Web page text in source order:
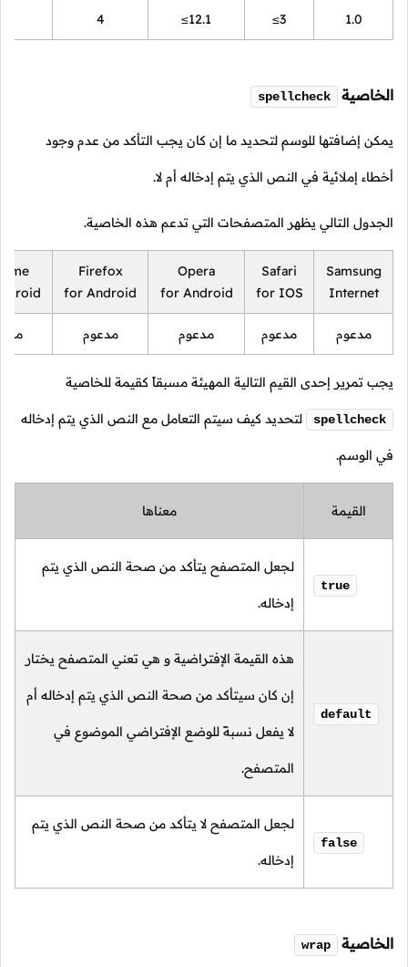
4 ≤12.1 ≤3 1.0
الخاصية spellcheck
يمكن إضافتها للوسم لتحديد ما إن كان يجب التأكد من عدم وجود
أخطاء إملائية في النص الذي يتم إدخاله أم لا.
الجدول التالي يظهر المتصفحات التي تدعم هذه الخاصية.
Firefox
for Android
Opera
for Android
Safari
for IOS
Samsung
Internet
مدعوم مدعوم مدعوم مدعوم
يجب تمرير إحدى القيم التالية المهيئة مسبقاً كقيمة للخاصية
spellcheck لتحديد كيف سيتم التعامل مع النص الذي يتم إدخاله
في الوسم.
القيمة معناها
true
لجعل المتصفح يتأكد من صحة النص الذي يتم
إدخاله.
default
هذه القيمة الإفتراضية و هي تعني المتصفح يختار
إن كان سيتأكد من صحة النص الذي يتم إدخاله أم
لا يفعل نسبةً للوضع الإفتراضي الموضوع في
المتصفح.
false
لجعل المتصفح لا يتأكد من صحة النص الذي يتم
إدخاله.
الخاصية wrap